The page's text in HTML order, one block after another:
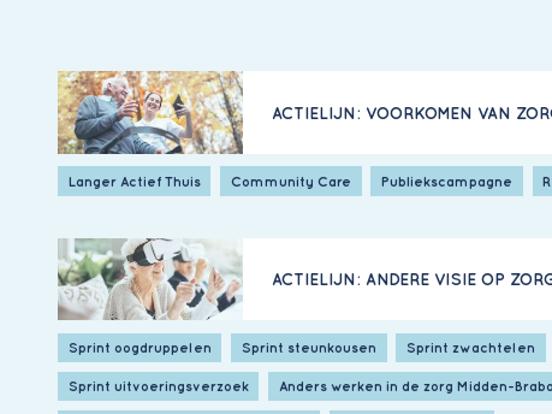
ACTIELIJN: VOORKOMEN VAN
Langer Actief Thuis Community Care Publiekscampagne
ACTIELIJN: ANDERE VISIE OP
Sprint oogdruppelen Sprint steunkousen Sprint zwachtelen
Sprint uitvoeringsverzoek Anders werken in de zorg Midden-